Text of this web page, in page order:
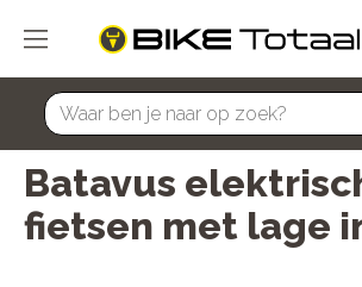
home
Batavus
fietsen met lage